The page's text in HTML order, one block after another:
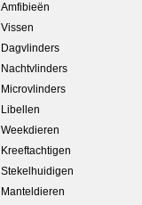
Amfibieën
Vissen
Dagvlinders
Nachtvlinders
Microvlinders
Libellen
Weekdieren
Kreeftachtigen
Stekelhuidigen
Manteldieren